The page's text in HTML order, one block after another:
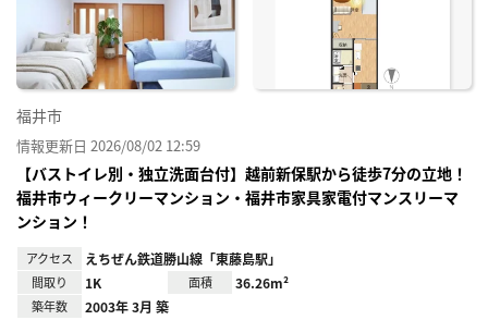
福井市
情報更新日 2026/08/02 12:59
【バストイレ別・独立洗面台付】越前新保駅から徒歩7分の立地！
福井市ウィークリーマンション・福井市家具家電付マンスリーマ
ンション！
アクセス えちぜん鉄道勝山線「東藤島駅」
間取り 1K 面積 36.26m²
築年数 2003年 3月 築